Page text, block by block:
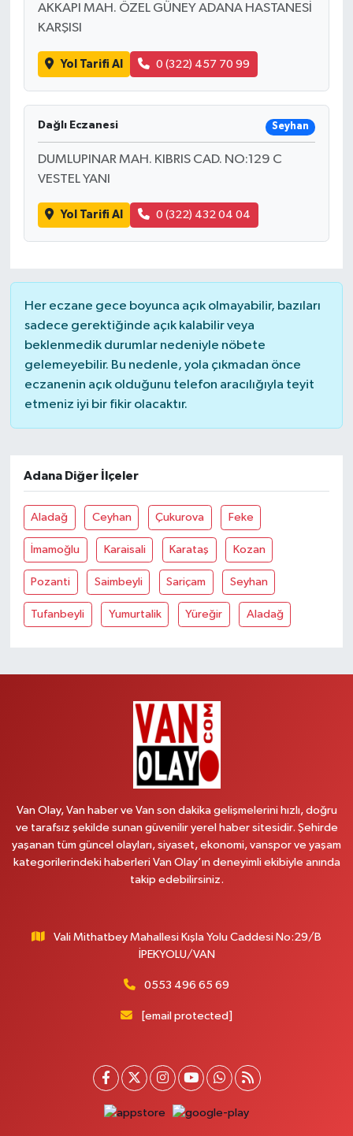
AKKAPI MAH. ÖZEL GÜNEY ADANA HASTANESİ
KARŞISI
Yol Tarifi Al 0 (322) 457 70 99
Dağlı Eczanesi Seyhan
DUMLUPINAR MAH. KIBRIS CAD. NO:129 C
VESTEL YANI
Yol Tarifi Al 0 (322) 432 04 04
Her eczane gece boyunca açık olmayabilir, bazıları
sadece gerektiğinde açık kalabilir veya
beklenmedik durumlar nedeniyle nöbete
gelemeyebilir. Bu nedenle, yola çıkmadan önce
eczanenin açık olduğunu telefon aracılığıyla teyit
etmeniz iyi bir fikir olacaktır.
Adana Diğer İlçeler
Aladağ Ceyhan Çukurova Feke
İmamoğlu Karaisali Karataş Kozan
Pozanti Saimbeyli Sariçam Seyhan
Tufanbeyli Yumurtalik Yüreğir Aladağ
Van Olay, Van haber ve Van son dakika gelişmelerini hızlı, doğru
ve tarafsız şekilde sunan güvenilir yerel haber sitesidir. Şehirde
yaşanan tüm güncel olayları, siyaset, ekonomi, vanspor ve yaşam
kategorilerindeki haberleri Van Olay’ın deneyimli ekibiyle anında
takip edebilirsiniz.
Vali Mithatbey Mahallesi Kışla Yolu Caddesi No:29/B
İPEKYOLU/VAN
0553 496 65 69
[email protected]